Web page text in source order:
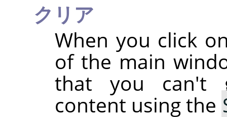
クリア
When you click
of the main
that you can't
content using the